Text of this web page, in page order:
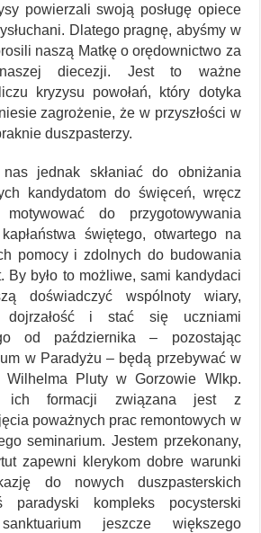
powierzali swoją posługę opiece
Dlatego pragnę, abyśmy w
naszą Matkę o orędownictwo za
diecezji. Jest to ważne
kryzysu powołań, który dotyka
zagrożenie, że w przyszłości w
duszpasterzy.
jednak skłaniać do obniżania
kandydatom do święceń, wręcz
do przygotowywania
świętego, otwartego na
pomocy i zdolnych do budowania
By było to możliwe, sami kandydaci
doświadczyć wspólnoty wiary,
dojrzałość i stać się uczniami
od października – pozostając
w Paradyżu – będą przebywać w
Wilhelma Pluty w Gorzowie Wlkp.
ich formacji związana jest z
poważnych prac remontowych w
seminarium. Jestem przekonany,
zapewni klerykom dobre warunki
do nowych duszpasterskich
paradyski kompleks pocysterski
jeszcze większego